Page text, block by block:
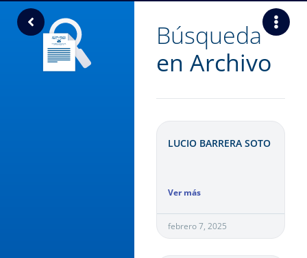
Búsqueda
en Archivo
LUCIO BARRERA SOTO
Ver más
febrero 7, 2025